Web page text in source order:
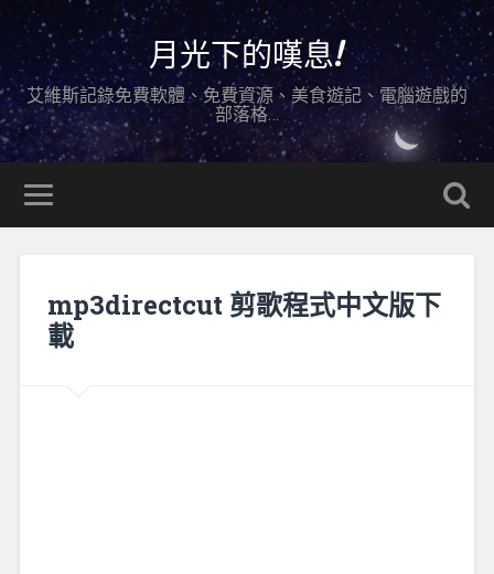
月光下的嘆息!
艾維斯記錄免費軟體、免費資源、美食遊記、電腦遊戲的
部落格…
mp3directcut 剪歌程式中文版下
載